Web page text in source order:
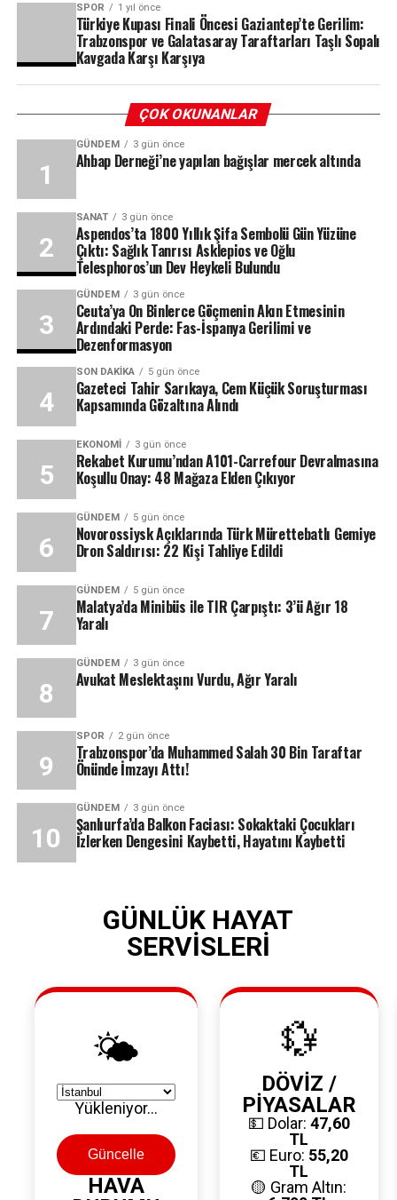
SPOR 1 yıl önce
Türkiye Kupası Finali Öncesi Gaziantep’te Gerilim:
Trabzonspor ve Galatasaray Taraftarları Taşlı Sopalı
Kavgada Karşı Karşıya
ÇOK OKUNANLAR
GÜNDEM 3 gün önce
Ahbap Derneği’ne yapılan bağışlar mercek altında
SANAT 3 gün önce
Aspendos’ta 1800 Yıllık Şifa Sembolü Gün Yüzüne
Çıktı: Sağlık Tanrısı Asklepios ve Oğlu
Telesphoros’un Dev Heykeli Bulundu
GÜNDEM 3 gün önce
Ceuta’ya On Binlerce Göçmenin Akın Etmesinin
Ardındaki Perde: Fas-İspanya Gerilimi ve
Dezenformasyon
SON DAKIKA 5 gün önce
Gazeteci Tahir Sarıkaya, Cem Küçük Soruşturması
Kapsamında Gözaltına Alındı
EKONOMI 3 gün önce
Rekabet Kurumu’ndan A101-Carrefour Devralmasına
Koşullu Onay: 48 Mağaza Elden Çıkıyor
GÜNDEM 5 gün önce
Novorossiysk Açıklarında Türk Mürettebatlı Gemiye
Dron Saldırısı: 22 Kişi Tahliye Edildi
GÜNDEM 5 gün önce
Malatya’da Minibüs ile TIR Çarpıştı: 3’ü Ağır 18
Yaralı
GÜNDEM 3 gün önce
Avukat Meslektaşını Vurdu, Ağır Yaralı
SPOR 2 gün önce
Trabzonspor’da Muhammed Salah 30 Bin Taraftar
Önünde İmzayı Attı!
GÜNDEM 3 gün önce
Şanlıurfa’da Balkon Faciası: Sokaktaki Çocukları
İzlerken Dengesini Kaybetti, Hayatını Kaybetti
GÜNLÜK HAYAT
SERVİSLERİ
🌤️
Yükleniyor...
Güncelle
HAVA
💱
DÖVİZ /
PİYASALAR
💵 Dolar: 47,60
TL
💶 Euro: 55,20
TL
🟡 Gram Altın: